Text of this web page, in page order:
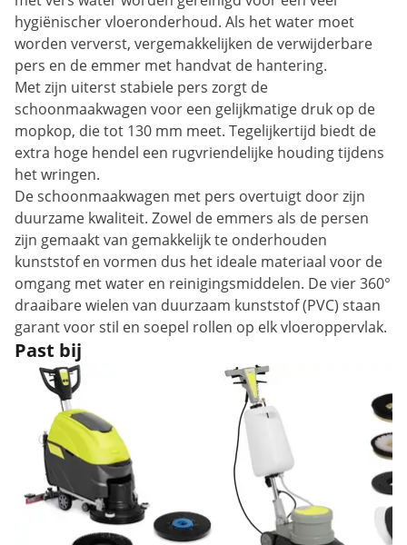
hygiënischer vloeronderhoud. Als het water moet
worden ververst, vergemakkelijken de verwijderbare
pers en de emmer met handvat de hantering.
Met zijn uiterst stabiele pers zorgt de
schoonmaakwagen voor een gelijkmatige druk op de
mopkop, die tot 130 mm meet. Tegelijkertijd biedt de
extra hoge hendel een rugvriendelijke houding tijdens
het wringen.
De schoonmaakwagen met pers overtuigt door zijn
duurzame kwaliteit. Zowel de emmers als de persen
zijn gemaakt van gemakkelijk te onderhouden
kunststof en vormen dus het ideale materiaal voor de
omgang met water en reinigingsmiddelen. De vier 360°
draaibare wielen van duurzaam kunststof (PVC) staan
garant voor stil en soepel rollen op elk vloeroppervlak.
Past bij